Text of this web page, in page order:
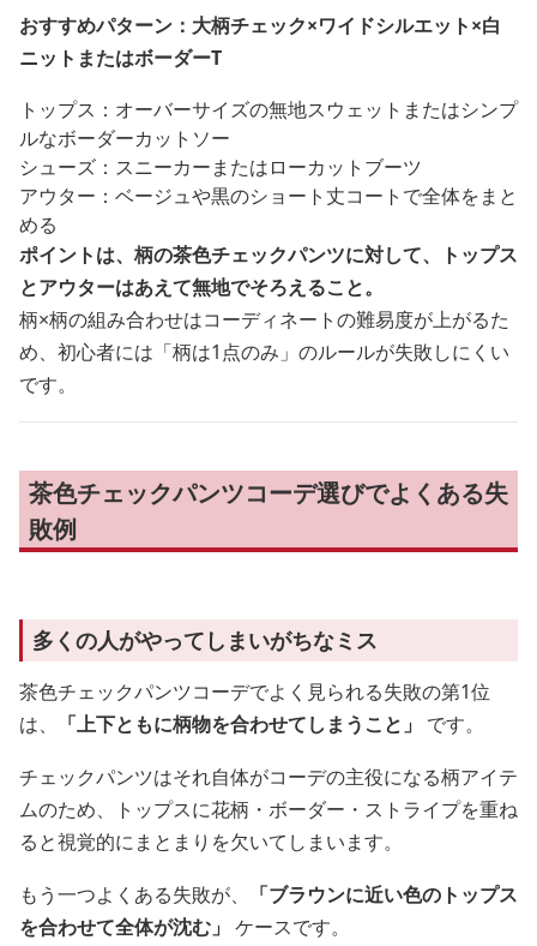
おすすめパターン：大柄チェック×ワイドシルエット×白
ニットまたはボーダーT
トップス：オーバーサイズの無地スウェットまたはシンプ
ルなボーダーカットソー
シューズ：スニーカーまたはローカットブーツ
アウター：ベージュや黒のショート丈コートで全体をまと
める
ポイントは、柄の茶色チェックパンツに対して、トップス
とアウターはあえて無地でそろえること。
柄×柄の組み合わせはコーディネートの難易度が上がるた
め、初心者には「柄は1点のみ」のルールが失敗しにくい
です。
茶色チェックパンツコーデ選びでよくある失
敗例
多くの人がやってしまいがちなミス
茶色チェックパンツコーデでよく見られる失敗の第1位
は、
「上下ともに柄物を合わせてしまうこと」
です。
チェックパンツはそれ自体がコーデの主役になる柄アイテ
ムのため、トップスに花柄・ボーダー・ストライプを重ね
ると視覚的にまとまりを欠いてしまいます。
もう一つよくある失敗が、
「ブラウンに近い色のトップス
を合わせて全体が沈む」 ケースです。